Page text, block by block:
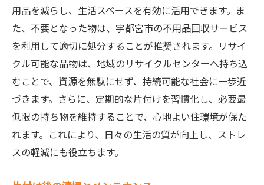
用品を減らし、生活スペースを有効に活用できます。ま
た、不要となった物は、宇都宮市の不用品回収サービス
を利用して適切に処分することが推奨されます。リサイ
クル可能な品物は、地域のリサイクルセンターへ持ち込
むことで、資源を無駄にせず、持続可能な社会に一歩近
づきます。さらに、定期的な片付けを習慣化し、必要最
低限の持ち物を維持することで、心地よい住環境が保た
れます。これにより、日々の生活の質が向上し、ストレ
スの軽減にも役立ちます。